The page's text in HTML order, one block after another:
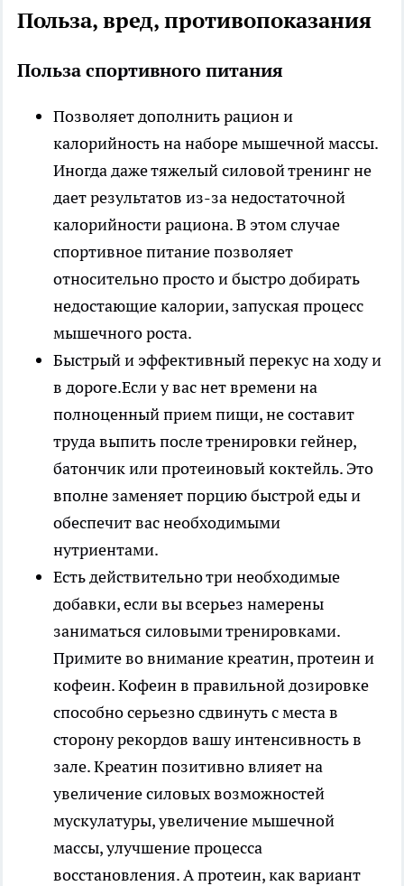
Польза, вред, противопоказания
Польза спортивного питания
Позволяет дополнить рацион и
калорийность на наборе мышечной массы.
Иногда даже тяжелый силовой тренинг не
дает результатов из-за недостаточной
калорийности рациона. В этом случае
спортивное питание позволяет
относительно просто и быстро добирать
недостающие калории, запуская процесс
мышечного роста.
Быстрый и эффективный перекус на ходу и
в дороге.Если у вас нет времени на
полноценный прием пищи, не составит
труда выпить после тренировки гейнер,
батончик или протеиновый коктейль. Это
вполне заменяет порцию быстрой еды и
обеспечит вас необходимыми
нутриентами.
Есть действительно три необходимые
добавки, если вы всерьез намерены
заниматься силовыми тренировками.
Примите во внимание креатин, протеин и
кофеин. Кофеин в правильной дозировке
способно серьезно сдвинуть с места в
сторону рекордов вашу интенсивность в
зале. Креатин позитивно влияет на
увеличение силовых возможностей
мускулатуры, увеличение мышечной
массы, улучшение процесса
восстановления. А протеин, как вариант